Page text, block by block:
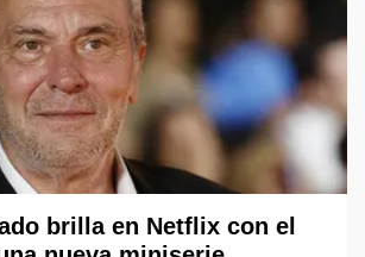
brilla en Netflix con el